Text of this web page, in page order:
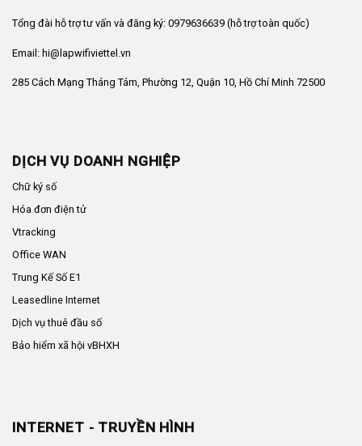
Tổng đài hỗ trợ tư vấn và đăng ký: 0979636639 (hỗ trợ toàn quốc)
Email: hi@lapwifiviettel.vn
285 Cách Mạng Tháng Tám, Phường 12, Quận 10, Hồ Chí Minh 72500
DỊCH VỤ DOANH NGHIỆP
Chữ ký số
Hóa đơn điện tử
Vtracking
Office WAN
Trung Kế Số E1
Leasedline Internet
Dịch vụ thuê đầu số
Bảo hiểm xã hội vBHXH
INTERNET - TRUYỀN HÌNH